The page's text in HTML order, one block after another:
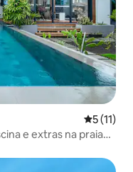
5 de uma
5 (11)
e extras na praia